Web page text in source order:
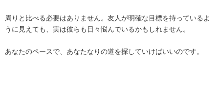
周りと比べる必要はありません。友人が明確な目標を持っているよ
うに見えても、実は彼らも日々悩んでいるかもしれません。
あなたのペースで、あなたなりの道を探していけばいいのです。